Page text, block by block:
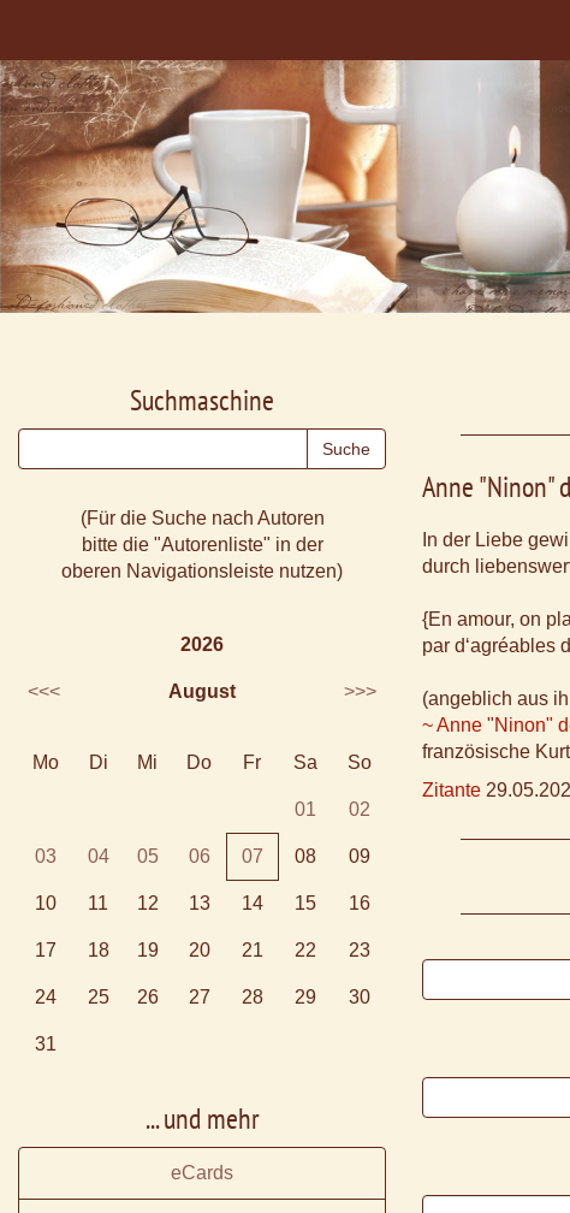
Anne "Ninon"
In der Liebe
durch
{En amour, on
par d‘agréables
(angeblich aus
~ Anne "Ninon"
französische
Zitante
Suchmaschine
(Für die Suche nach Autoren
bitte die "Autorenliste" in der
oberen Navigationsleiste nutzen)
2026
<<< August >>>
Mo Di Mi Do Fr Sa So
01 02
03 04 05 06 07 08 09
10 11 12 13 14 15 16
17 18 19 20 21 22 23
24 25 26 27 28 29 30
31
... und mehr
eCards